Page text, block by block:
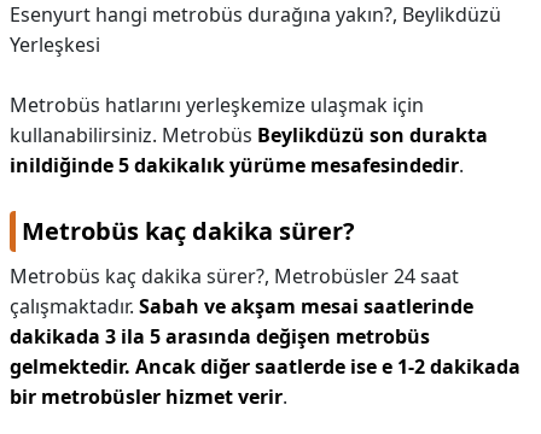
Esenyurt hangi metrobüs durağına yakın?, Beylikdüzü
Yerleşkesi
Metrobüs hatlarını yerleşkemize ulaşmak için
kullanabilirsiniz. Metrobüs Beylikdüzü son durakta
inildiğinde 5 dakikalık yürüme mesafesindedir.
Metrobüs kaç dakika sürer?
Metrobüs kaç dakika sürer?, Metrobüsler 24 saat
çalışmaktadır. Sabah ve akşam mesai saatlerinde
dakikada 3 ila 5 arasında değişen metrobüs
gelmektedir. Ancak diğer saatlerde ise e 1-2 dakikada
bir metrobüsler hizmet verir.